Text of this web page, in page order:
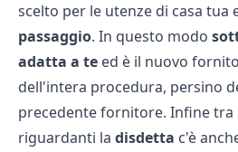
scelto per le utenze di casa tua
passaggio. In questo modo
adatta a te ed è il nuovo
dell'intera procedura, persino
precedente fornitore. Infine tra
riguardanti la disdetta c'è